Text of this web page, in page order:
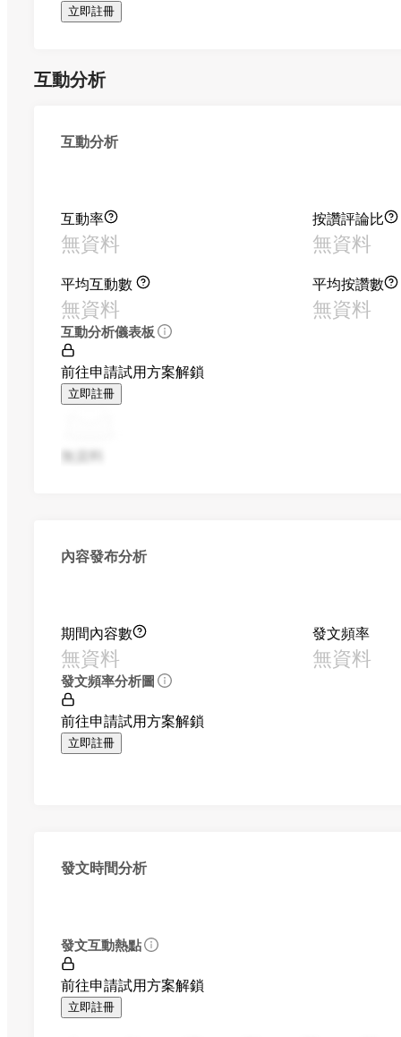
立即註冊
互動分析
互動分析
互動率
無資料
按讚評論比
無資料
平均互動數
無資料
平均按讚數
無資料
互動分析儀表板
前往申請試用方案解鎖
立即註冊
無資料
內容發布分析
期間內容數
無資料
發文頻率
無資料
發文頻率分析圖
前往申請試用方案解鎖
立即註冊
發文時間分析
發文互動熱點
前往申請試用方案解鎖
立即註冊